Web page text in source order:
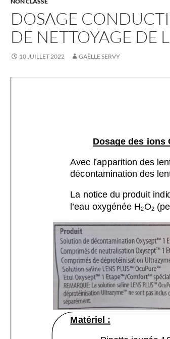
DOSAGE
DE NETTOYAGE DE
10 JUILLET 2022 GAËLLE SERVY